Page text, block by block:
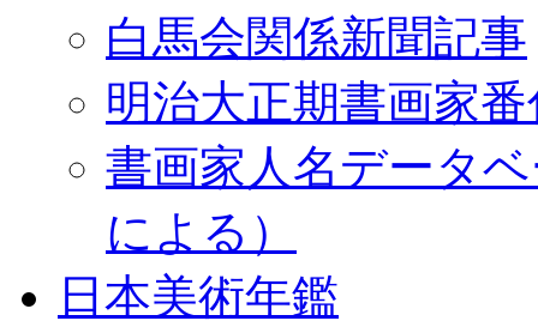
白馬会関係新聞記事
明治大正期書画家
書画家人名データ
による）
日本美術年鑑